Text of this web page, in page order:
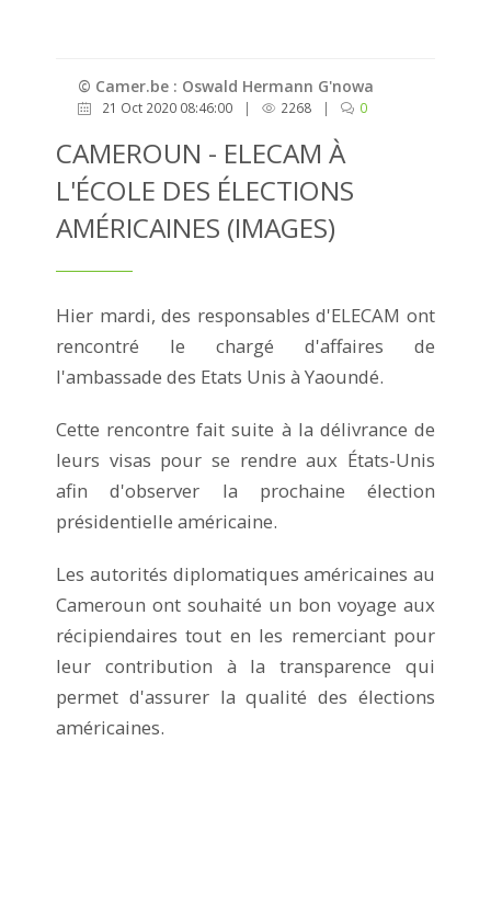
© Camer.be : Oswald Hermann G'nowa
21 Oct 2020 08:46:00 | 2268 | 0
CAMEROUN - ELECAM À
L'ÉCOLE DES ÉLECTIONS
AMÉRICAINES (IMAGES)
Hier mardi, des responsables d'ELECAM ont
rencontré le chargé d'affaires de
l'ambassade des Etats Unis à Yaoundé.
Cette rencontre fait suite à la délivrance de
leurs visas pour se rendre aux États-Unis
afin d'observer la prochaine élection
présidentielle américaine.
Les autorités diplomatiques américaines au
Cameroun ont souhaité un bon voyage aux
récipiendaires tout en les remerciant pour
leur contribution à la transparence qui
permet d'assurer la qualité des élections
américaines.